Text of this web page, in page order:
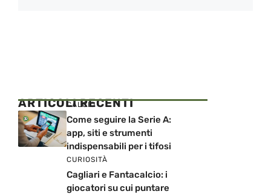
ARTICOLI RECENTI
CALCIO
Come seguire la Serie A:
app, siti e strumenti
indispensabili per i tifosi
CURIOSITÀ
Cagliari e Fantacalcio: i
giocatori su cui puntare